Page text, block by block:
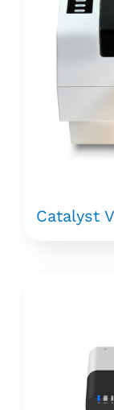
Catalyst